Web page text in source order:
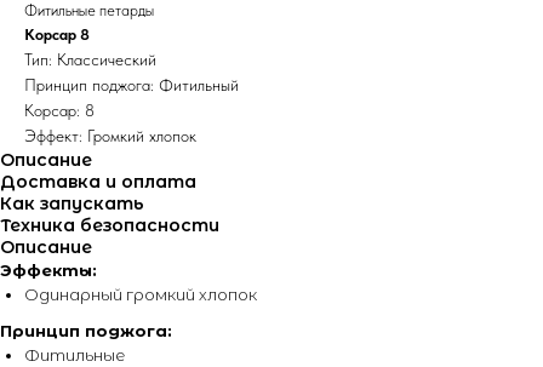
Фитильные петарды
Корсар 8
Тип: Классический
Принцип поджога: Фитильный
Корсар: 8
Эффект: Громкий хлопок
Описание
Доставка и оплата
Как запускать
Техника безопасности
Описание
Эффекты:
Одинарный громкий хлопок
Принцип поджога:
Фитильные